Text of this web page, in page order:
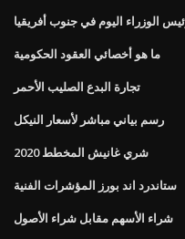
الوزراء اليوم في جنوب أفريقيا
ما هو أخصائي العقود الحكومية
تجارة البدع الصليب الأحمر
رسم بياني مباشر لأسعار النيكل
شري غانيش المخطط 2020
ستاندرد اند بورز المؤشرات الفنية
شراء الأسهم مقابل شراء الأصول